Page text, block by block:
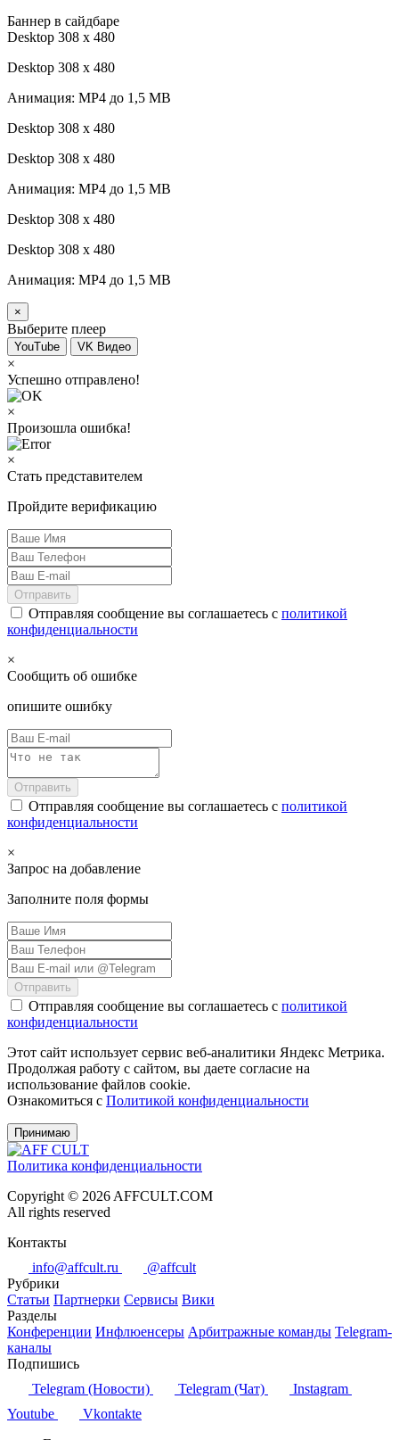
Баннер в сайдбаре
Desktop 308 х 480
Desktop 308 х 480
Анимация: MP4 до 1,5 MB
Desktop 308 х 480
Desktop 308 х 480
Анимация: MP4 до 1,5 MB
Desktop 308 х 480
Desktop 308 х 480
Анимация: MP4 до 1,5 MB
×
Выберите плеер
YouTube VK Видео
×
Успешно отправлено!
×
Произошла ошибка!
×
Стать представителем
Пройдите верификацию
Отправить
Отправляя сообщение вы соглашаетесь с политикой
конфиденциальности
×
Сообщить об ошибке
опишите ошибку
Отправить
Отправляя сообщение вы соглашаетесь с политикой
конфиденциальности
×
Запрос на добавление
Заполните поля формы
Отправить
Отправляя сообщение вы соглашаетесь с политикой
конфиденциальности
Этот сайт использует сервис веб-аналитики Яндекс Метрика.
Продолжая работу с сайтом, вы даете согласие на
использование файлов cookie.
Ознакомиться с Политикой конфиденциальности
Принимаю
Политика конфиденциальности
Copyright © 2026 AFFCULT.COM
All rights reserved
Контакты
info@affcult.ru
@affcult
Рубрики
Статьи Партнерки Сервисы Вики
Разделы
Конференции Инфлюенсеры Арбитражные команды Telegram-
каналы
Подпишись
Telegram (Новости)
Telegram (Чат)
Instagram
Youtube
Vkontakte